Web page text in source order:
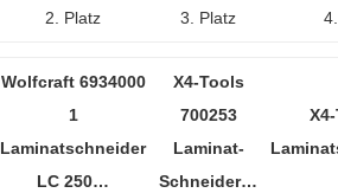
2. Platz 3. Platz
Wolfcraft 6934000
1
Laminatschneider
LC 250…
X4-Tools
700253
Laminat-
Schneider…